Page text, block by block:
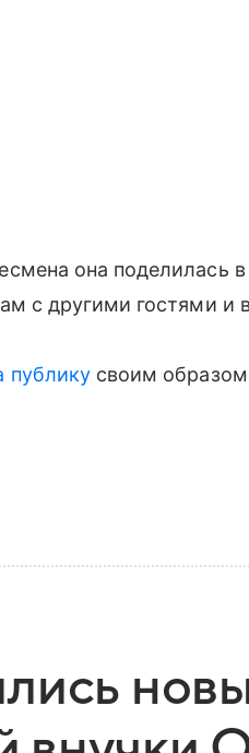
она поделилась
с другими гостями и
публикусвоим образом